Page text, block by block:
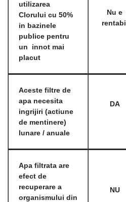
utilizarea
Clorului cu 50%
in bazinele
publice pentru
un innot mai
placut
Nu e
rentabil
Aceste filtre de
apa necesita
ingrijiri (actiune
de mentinere)
lunare / anuale
DA
Apa filtrata are
efect de
recuperare a
organismului din
NU